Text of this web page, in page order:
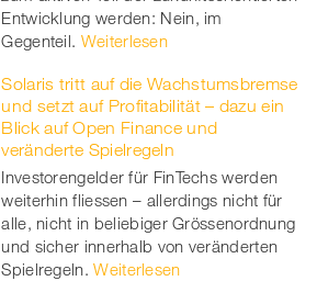
Entwicklung werden: Nein, im
Gegenteil. Weiterlesen
Solaris tritt auf die Wachstumsbremse
und setzt auf Profitabilität – dazu ein
Blick auf Open Finance und
veränderte Spielregeln
Investorengelder für FinTechs werden
weiterhin fliessen – allerdings nicht für
alle, nicht in beliebiger Grössenordnung
und sicher innerhalb von veränderten
Spielregeln. Weiterlesen